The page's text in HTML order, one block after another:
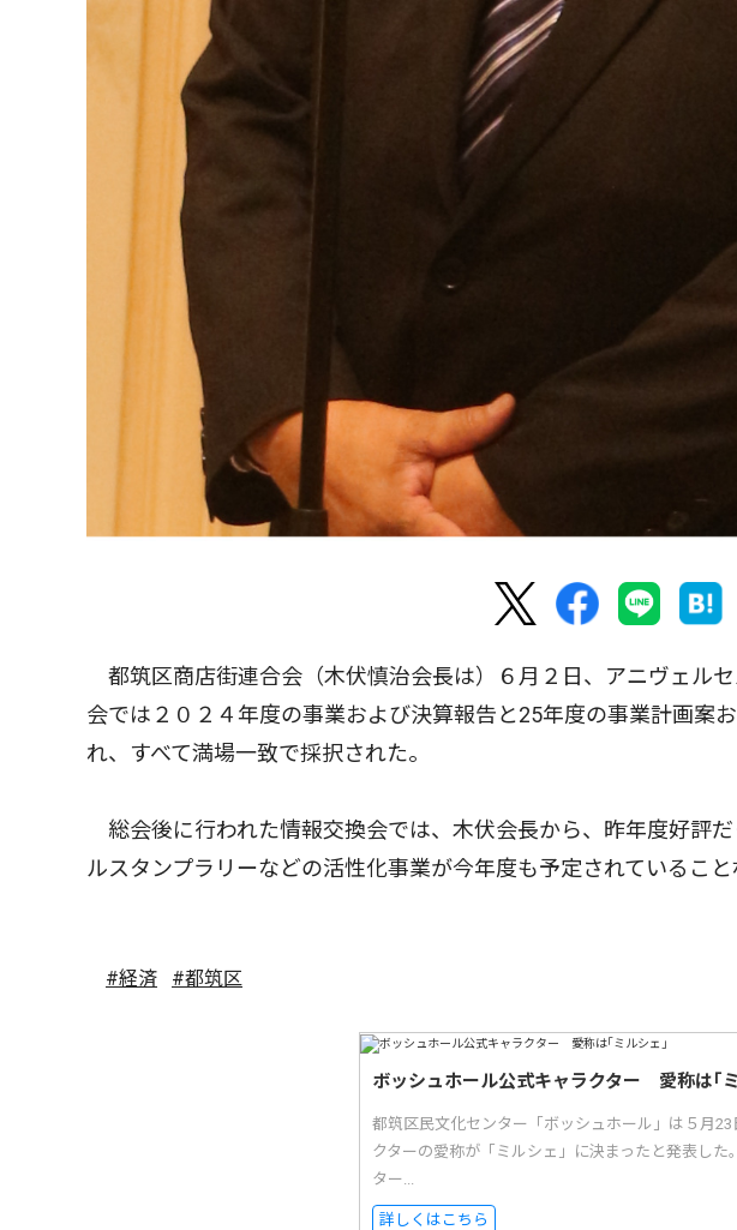
都筑区商店街連合会（木伏慎治会長は）６月２日、アニヴェル
会では２０２４年度の事業および決算報告と25年度の事業計画案
れ、すべて満場一致で採択された。
総会後に行われた情報交換会では、木伏会長から、昨年度好評
ルスタンプラリーなどの活性化事業が今年度も予定されていること
#経済 #都筑区
ボッシュホール公式キャラクター 愛称は｢
都筑区民文化センター「ボッシュホール」は５月23
クターの愛称が「ミルシェ」に決まったと発表した
ター...
詳しくはこちら